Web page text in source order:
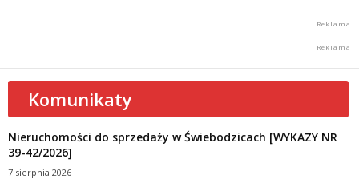
Komunikaty
Nieruchomości do sprzedaży w Świebodzicach [WYKAZY NR
39-42/2026]
7 sierpnia 2026